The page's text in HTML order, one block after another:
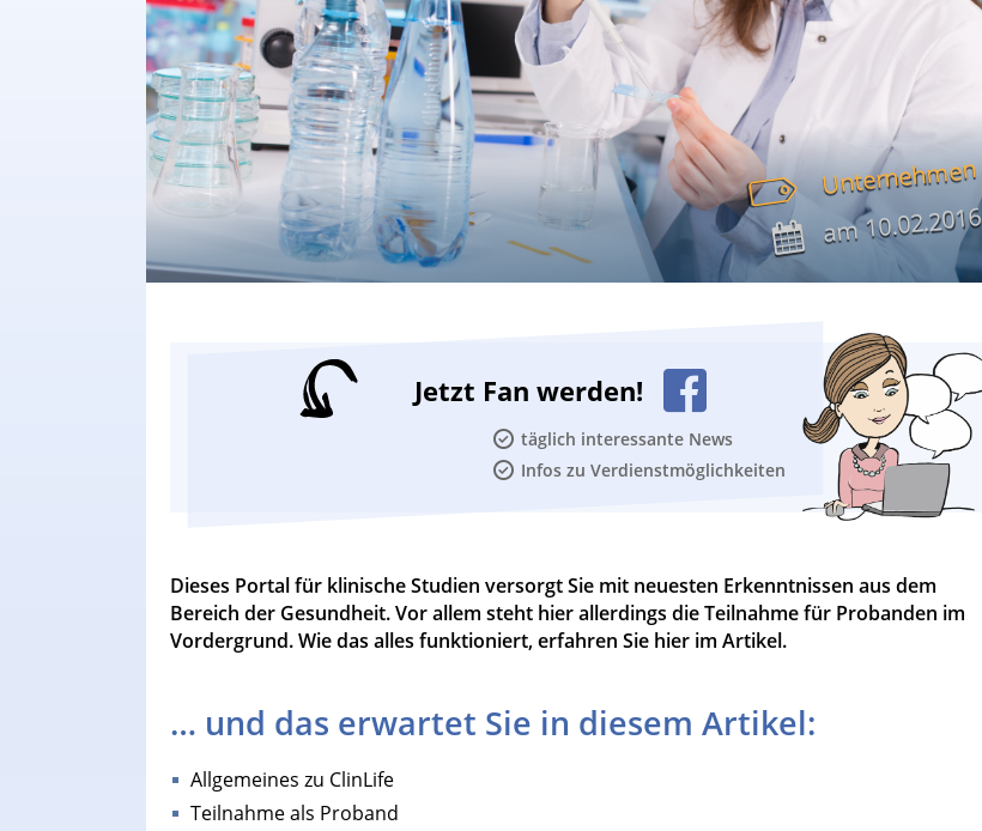
Unternehmen
am10.02.2016
Jetzt Fan werden!
täglich interessante News
Infos zu Verdienstmöglichkeiten
Dieses Portal für klinische Studien versorgt Sie mit neuesten Erkenntnissen aus dem
Bereich der Gesundheit. Vor allem steht hier allerdings die Teilnahme für Probanden im
Vordergrund. Wie das alles funktioniert, erfahren Sie hier im Artikel.
… und das erwartet Sie in diesem Artikel:
Allgemeines zu ClinLife
Teilnahme als Proband